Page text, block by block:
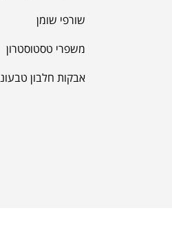
שורפי שומן
משפרי טסטוסטרון
אבקות חלבון